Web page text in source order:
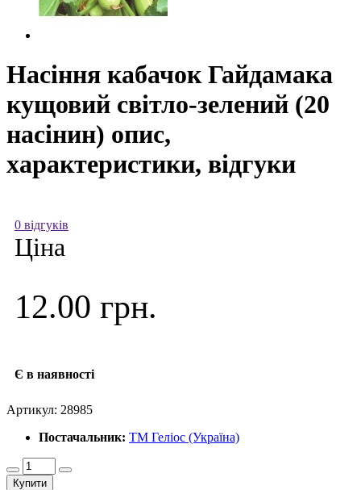
Насіння кабачок Гайдамака
кущовий світло-зелений (20
насінин) опис,
характеристики, відгуки
0 відгуків
Ціна
12.00 грн.
Є в наявності
Артикул: 28985
Постачальник: ТМ Геліос (Україна)
Купити